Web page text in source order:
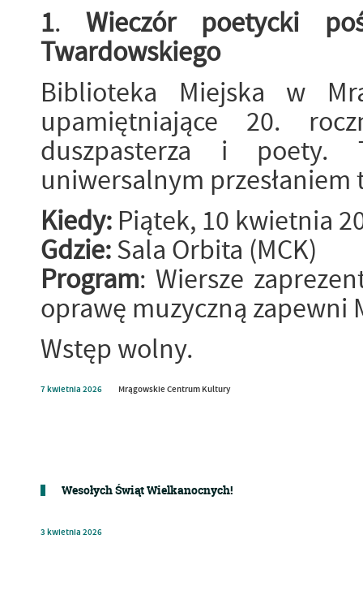
1.Wieczór poetycki
Twardowskiego
Biblioteka Miejska w
upamiętniające 20.
duszpasterza i
uniwersalnym
Kiedy: Piątek, 10 kwietnia
Gdzie:Sala Orbita (MCK)
Program: Wiersze
oprawę muzyczną zapewni
Wstęp wolny.
7kwietnia 2026 Mrągowskie Centrum Kultury
Wesołych Świąt Wielkanocnych!
3 kwietnia 2026